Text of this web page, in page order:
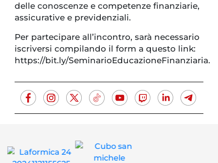
delle conoscenze e competenze finanziarie,
assicurative e previdenziali.
Per partecipare all’incontro, sarà necessario
iscriversi compilando il form a questo link:
https://bit.ly/SeminarioEducazioneFinanziaria.